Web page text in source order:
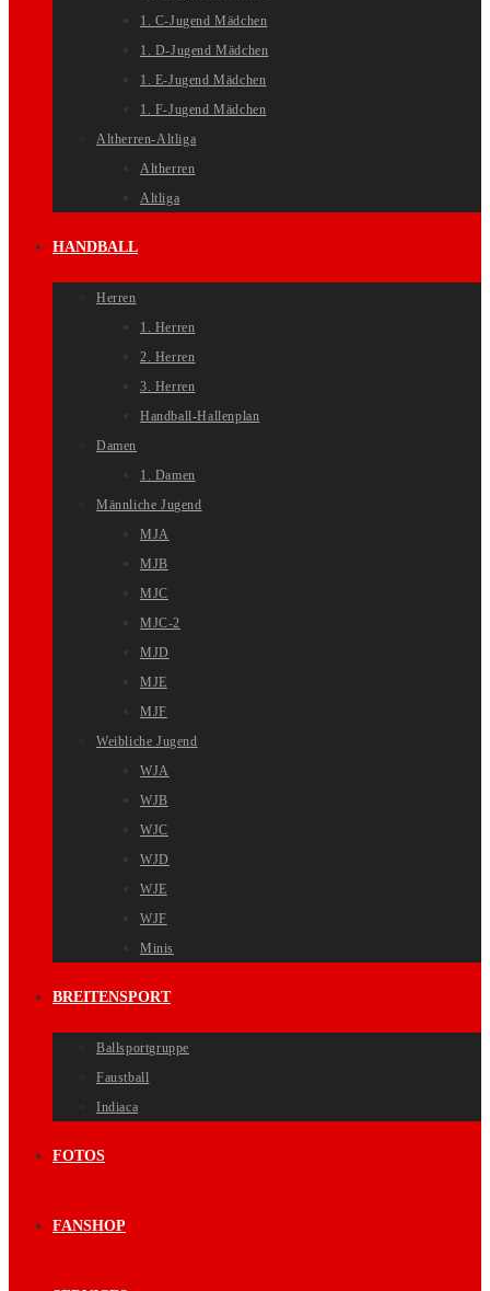
1. C-Jugend Mädchen
1. D-Jugend Mädchen
1. E-Jugend Mädchen
1. F-Jugend Mädchen
Altherren-Altliga
Altherren
Altliga
HANDBALL
Herren
1. Herren
2. Herren
3. Herren
Handball-Hallenplan
Damen
1. Damen
Männliche Jugend
MJA
MJB
MJC
MJC-2
MJD
MJE
MJF
Weibliche Jugend
WJA
WJB
WJC
WJD
WJE
WJF
Minis
BREITENSPORT
Ballsportgruppe
Faustball
Indiaca
FOTOS
FANSHOP